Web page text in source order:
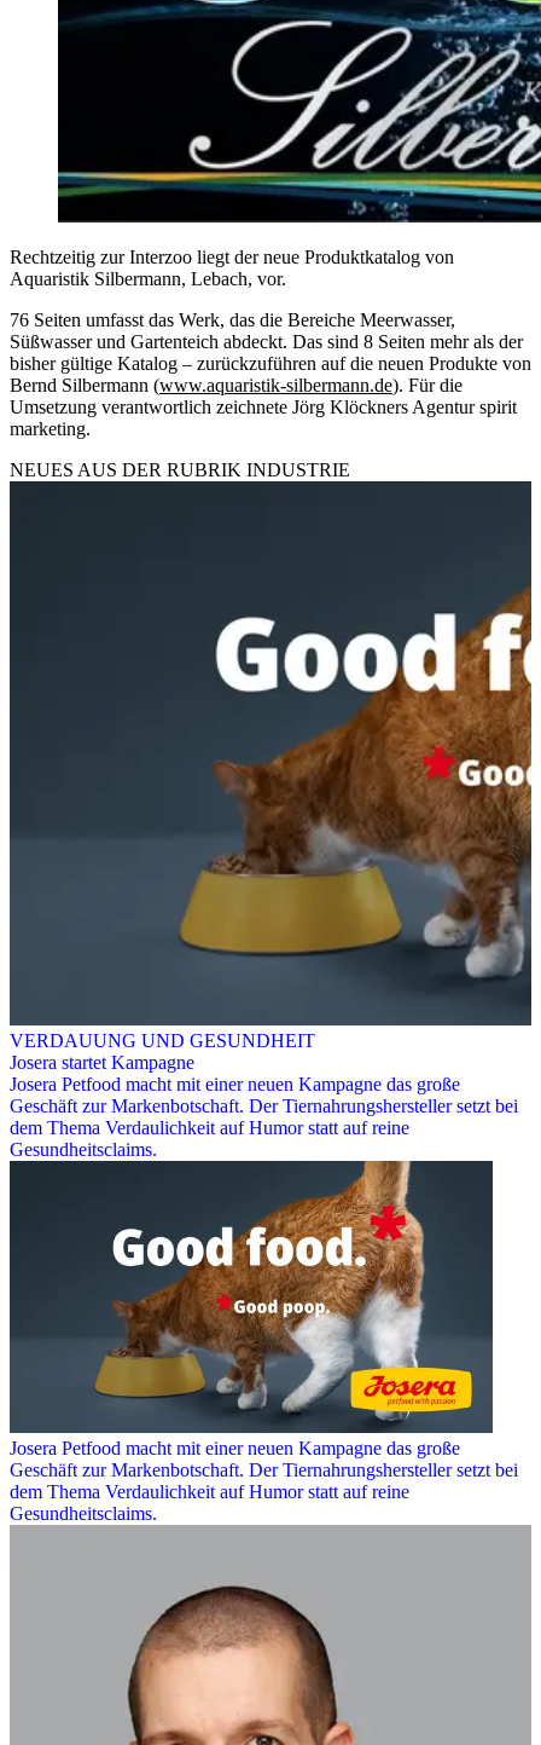
Rechtzeitig zur Interzoo liegt der neue Produktkatalog von
Aquaristik Silbermann, Lebach, vor.
76 Seiten umfasst das Werk, das die Bereiche Meerwasser,
Süßwasser und Gartenteich abdeckt. Das sind 8 Seiten mehr als der
bisher gültige Katalog – zurückzuführen auf die neuen Produkte von
Bernd Silbermann (www.aquaristik-silbermann.de). Für die
Umsetzung verantwortlich zeichnete Jörg Klöckners Agentur spirit
marketing.
NEUES AUS DER RUBRIK INDUSTRIE
VERDAUUNG UND GESUNDHEIT
Josera startet Kampagne
Josera Petfood macht mit einer neuen Kampagne das große
Geschäft zur Markenbotschaft. Der Tiernahrungshersteller setzt bei
dem Thema Verdaulichkeit auf Humor statt auf reine
Gesundheitsclaims.
Josera Petfood macht mit einer neuen Kampagne das große
Geschäft zur Markenbotschaft. Der Tiernahrungshersteller setzt bei
dem Thema Verdaulichkeit auf Humor statt auf reine
Gesundheitsclaims.